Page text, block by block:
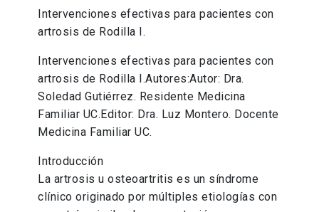
Intervenciones efectivas para pacientes con
artrosis de Rodilla I.
Intervenciones efectivas para pacientes con
artrosis de Rodilla I.Autores:Autor: Dra.
Soledad Gutiérrez. Residente Medicina
Familiar UC.Editor: Dra. Luz Montero. Docente
Medicina Familiar UC.
Introducción
La artrosis u osteoartritis es un síndrome
clínico originado por múltiples etiologías con